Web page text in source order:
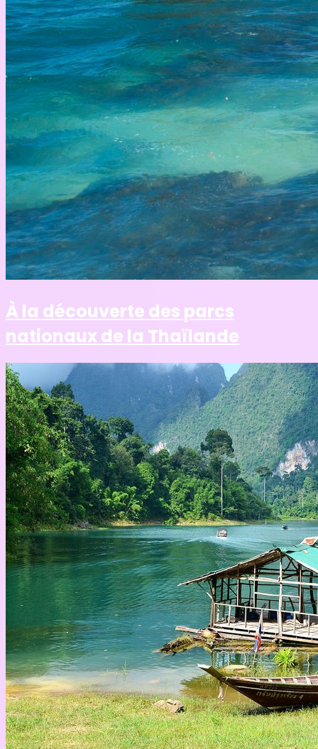
À la découverte des parcs
nationaux de la Thaïlande